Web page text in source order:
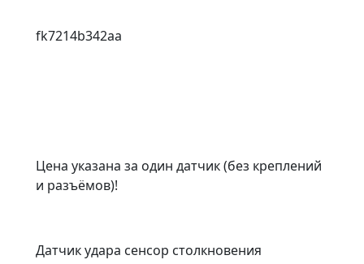
fk7214b342aa
Цена указана за один датчик (без креплений
и разъёмов)!
Датчик удара сенсор столкновения